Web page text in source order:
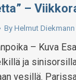
–
By Helmut Diekmann
– Kuva
ja
vesillä.